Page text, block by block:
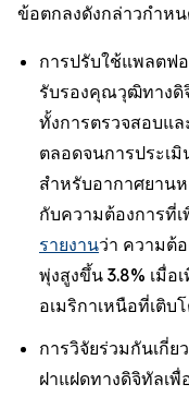
ข้อตกลงดังกล่าวกำห
การปรับใช้แพลตฟ
รับรองคุณวุฒิทางดิ
ทั้งการตรวจสอบแ
ตลอดจนการประเ
สำหรับอากาศยาน
กับความต้องการที่
รายงานว่า ความต้
พุ่งสูงขึ้น 3.8% เมื่อ
อเมริกาเหนือที่เติบ
การวิจัยร่วมกันเกี่
ฝาแฝดทางดิจิทัลเ